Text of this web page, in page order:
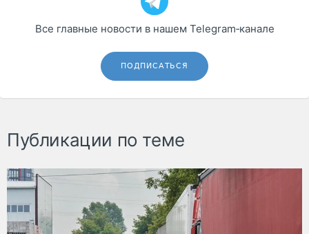
Все главные новости в нашем Telegram‑канале
ПОДПИСАТЬСЯ
Публикации по теме